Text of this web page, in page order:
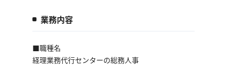
業務内容
■職種名
経理業務代行センターの総務人事